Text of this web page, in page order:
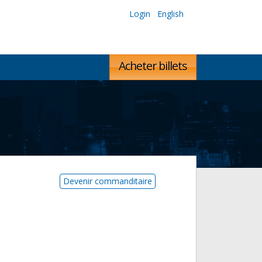
Login English
Acheter billets
Devenir commanditaire